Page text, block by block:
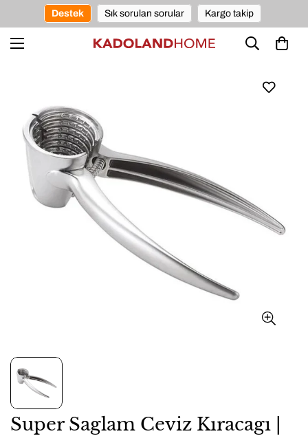
Destek Sık sorulan sorular Kargo takip
Super Saglam Ceviz Kıracagı |